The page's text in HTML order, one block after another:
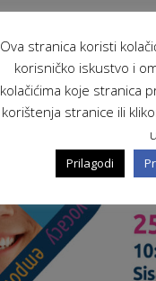
Ova stranica koristi
korisničko iskustvo i
kolačićima koje stranica
korištenja stranice ili
Prilagodi